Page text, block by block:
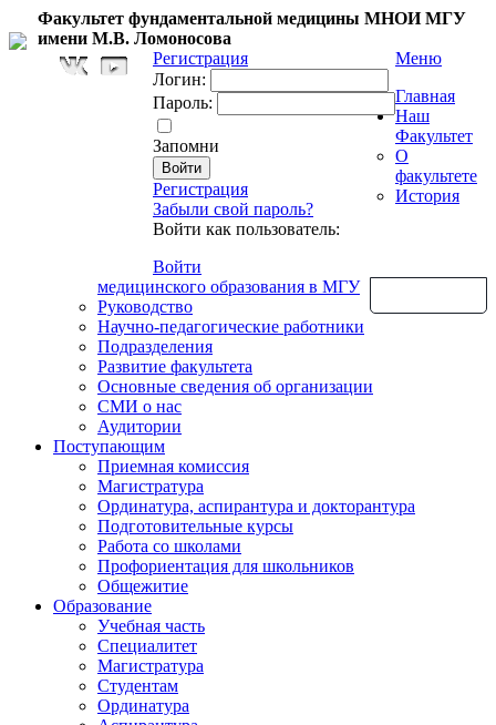
Факультет фундаментальной медицины МНОИ МГУ
имени М.В. Ломоносова
Регистрация
Логин:
Пароль:
Запомни
Регистрация
Забыли свой пароль?
Войти как пользователь:
Войти
Меню
Главная
Наш
Факультет
О
факультете
История
медицинского образования в МГУ
Руководство
Научно-педагогические работники
Подразделения
Развитие факультета
Основные сведения об организации
СМИ о нас
Аудитории
Поступающим
Приемная комиссия
Магистратура
Ординатура, аспирантура и докторантура
Подготовительные курсы
Работа со школами
Профориентация для школьников
Общежитие
Образование
Учебная часть
Специалитет
Магистратура
Студентам
Ординатура